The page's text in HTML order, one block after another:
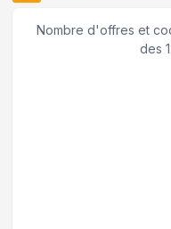
Nombre d'offres et
des